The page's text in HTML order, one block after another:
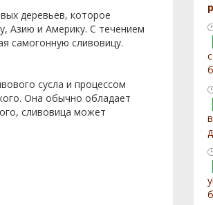
деревьев, которое
Азию и Америку. С течением
самогонную сливовицу.
сусла и процессом
Она обычно обладает
сливовица может